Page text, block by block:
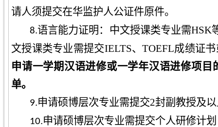
请人须提交在华监护人公证件原件。
8.语言能力证明：中文授课类专业需HSK
文授课类专业需提交IELTS、TOEFL成绩证
申请一学期汉语进修或一学年汉语进修项目
单。
9.申请硕博层次专业需提交2封副教授及
10.申请硕博层次专业需提交个人研修计